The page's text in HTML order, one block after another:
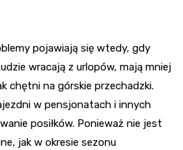
pojawiają się wtedy, gdy
wracają z urlopów, mają mniej
chętni na górskie przechadzki.
w pensjonatach i innych
posiłków. Ponieważ nie jest
jak w okresie sezonu